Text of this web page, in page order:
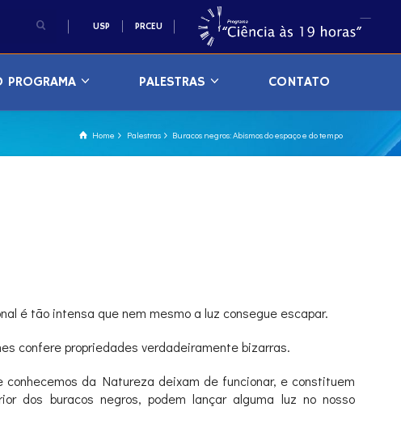
USP PRCEU
PROGRAMA PALESTRAS CONTATO
Home Palestras Buracos negros: Abismos do espaço e do tempo
é tão intensa que nem mesmo a luz consegue escapar.
confere propriedades verdadeiramente bizarras.
da Natureza deixam de funcionar, e constituem
dos buracos negros, podem lançar alguma luz no nosso